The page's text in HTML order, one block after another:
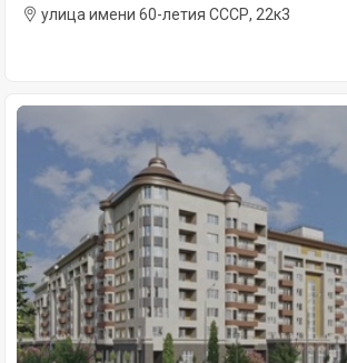
улица имени 60-летия СССР, 22к3